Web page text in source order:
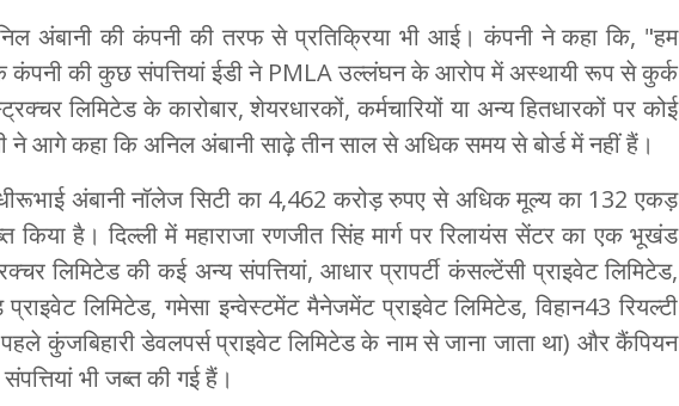
अंबानी की कंपनी की तरफ से प्रतिक्रिया भी आई। कंपनी ने कहा कि, "हम
कंपनी की कुछ संपत्तियां ईडी ने PMLA उल्लंघन के आरोप में अस्थायी रूप से कुर्क
लिमिटेड के कारोबार, शेयरधारकों, कर्मचारियों या अन्य हितधारकों पर कोई
ने आगे कहा कि अनिल अंबानी साढ़े तीन साल से अधिक समय से बोर्ड में नहीं हैं।
अंबानी नॉलेज सिटी का 4,462 करोड़ रुपए से अधिक मूल्य का 132 एकड़
है। दिल्ली में महाराजा रणजीत सिंह मार्ग पर रिलायंस सेंटर का एक भूखंड
लिमिटेड की कई अन्य संपत्तियां, आधार प्रापर्टी कंसल्टेंसी प्राइवेट लिमिटेड,
प्राइवेट लिमिटेड, गमेसा इन्वेस्टमेंट मैनेजमेंट प्राइवेट लिमिटेड, विहान43 रियल्टी
कुंजबिहारी डेवलपर्स प्राइवेट लिमिटेड के नाम से जाना जाता था) और कैंपियन
भी जब्त की गई हैं।